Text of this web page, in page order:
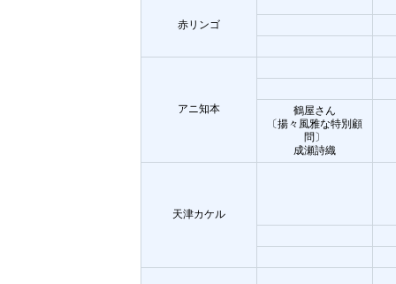
赤リンゴ
アニ知本
鶴屋さん
〔揚々風雅な特別顧
問〕
成瀬詩織
天津カケル